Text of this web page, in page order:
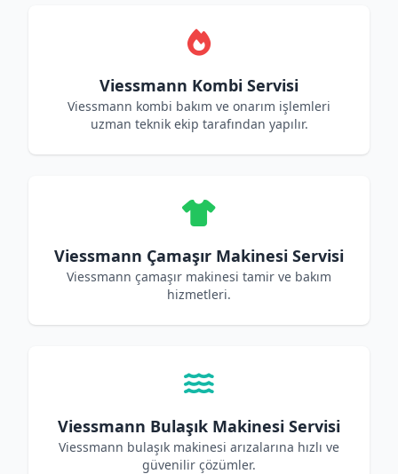
Viessmann Kombi Servisi
Viessmann kombi bakım ve onarım işlemleri
uzman teknik ekip tarafından yapılır.
Viessmann Çamaşır Makinesi Servisi
Viessmann çamaşır makinesi tamir ve bakım
hizmetleri.
Viessmann Bulaşık Makinesi Servisi
Viessmann bulaşık makinesi arızalarına hızlı ve
güvenilir çözümler.